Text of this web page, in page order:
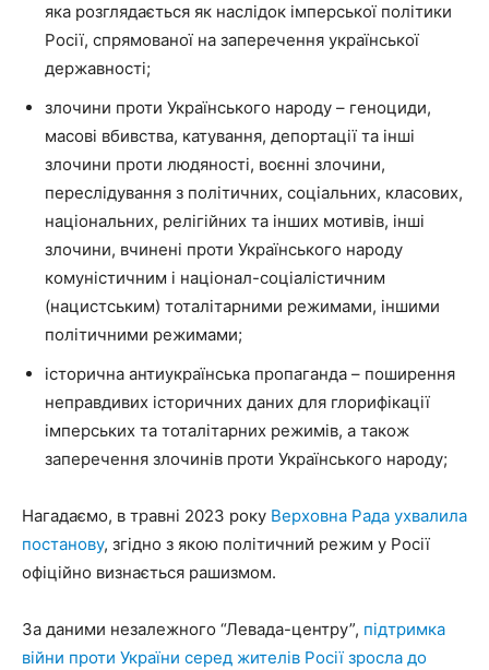
яка розглядається як наслідок імперської політики
Росії, спрямованої на заперечення української
державності;
злочини проти Українського народу – геноциди,
масові вбивства, катування, депортації та інші
злочини проти людяності, воєнні злочини,
переслідування з політичних, соціальних, класових,
національних, релігійних та інших мотивів, інші
злочини, вчинені проти Українського народу
комуністичним і націонал-соціалістичним
(нацистським) тоталітарними режимами, іншими
політичними режимами;
історична антиукраїнська пропаганда – поширення
неправдивих історичних даних для глорифікації
імперських та тоталітарних режимів, а також
заперечення злочинів проти Українського народу;
Нагадаємо, в травні 2023 року Верховна Рада ухвалила
постанову, згідно з якою політичний режим у Росії
офіційно визнається рашизмом.
За даними незалежного “Левада-центру”, підтримка
війни проти України серед жителів Росії зросла до